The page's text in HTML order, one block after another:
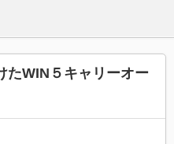
たWIN５キャリーオー